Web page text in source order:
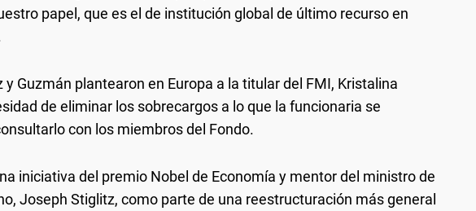
papel, que es el de institución global de último recurso en
Guzmán plantearon en Europa a la titular del FMI, Kristalina
de eliminar los sobrecargos a lo que la funcionaria se
con los miembros del Fondo.
iniciativa del premio Nobel de Economía y mentor del ministro de
Joseph Stiglitz, como parte de una reestructuración más general